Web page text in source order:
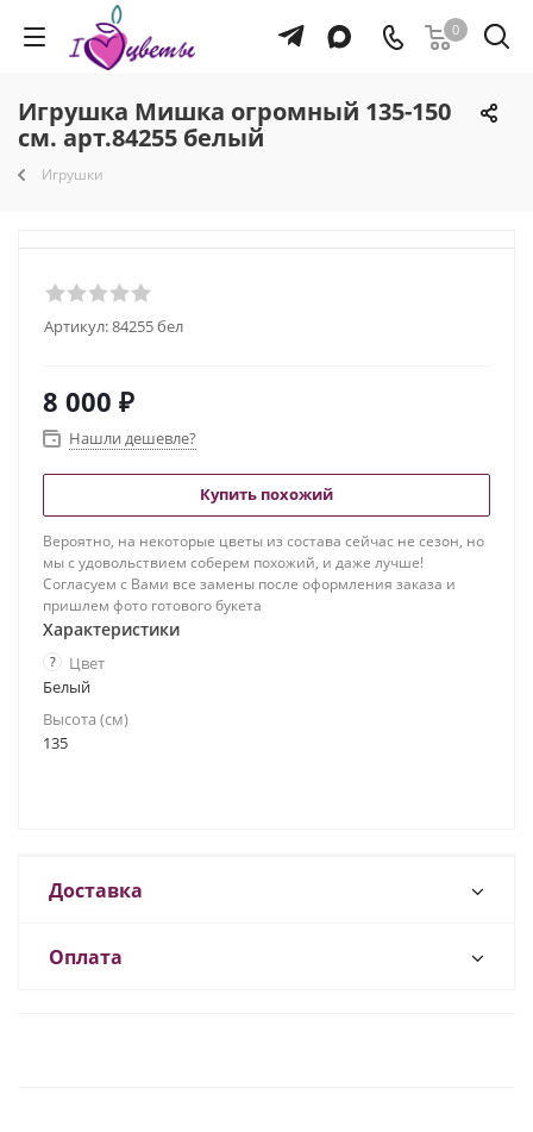
0
Игрушка Мишка огромный 135-150
см. арт.84255 белый
Игрушки
Артикул:84255 бел
8 000 ₽
Нашли дешевле?
Купить похожий
Вероятно, на некоторые цветы из состава сейчас не сезон, но
мы с удовольствием соберем похожий, и даже лучше!
Согласуем с Вами все замены после оформления заказа и
пришлем фото готового букета
Характеристики
?
Цвет
Белый
Высота (см)
135
Доставка
Оплата